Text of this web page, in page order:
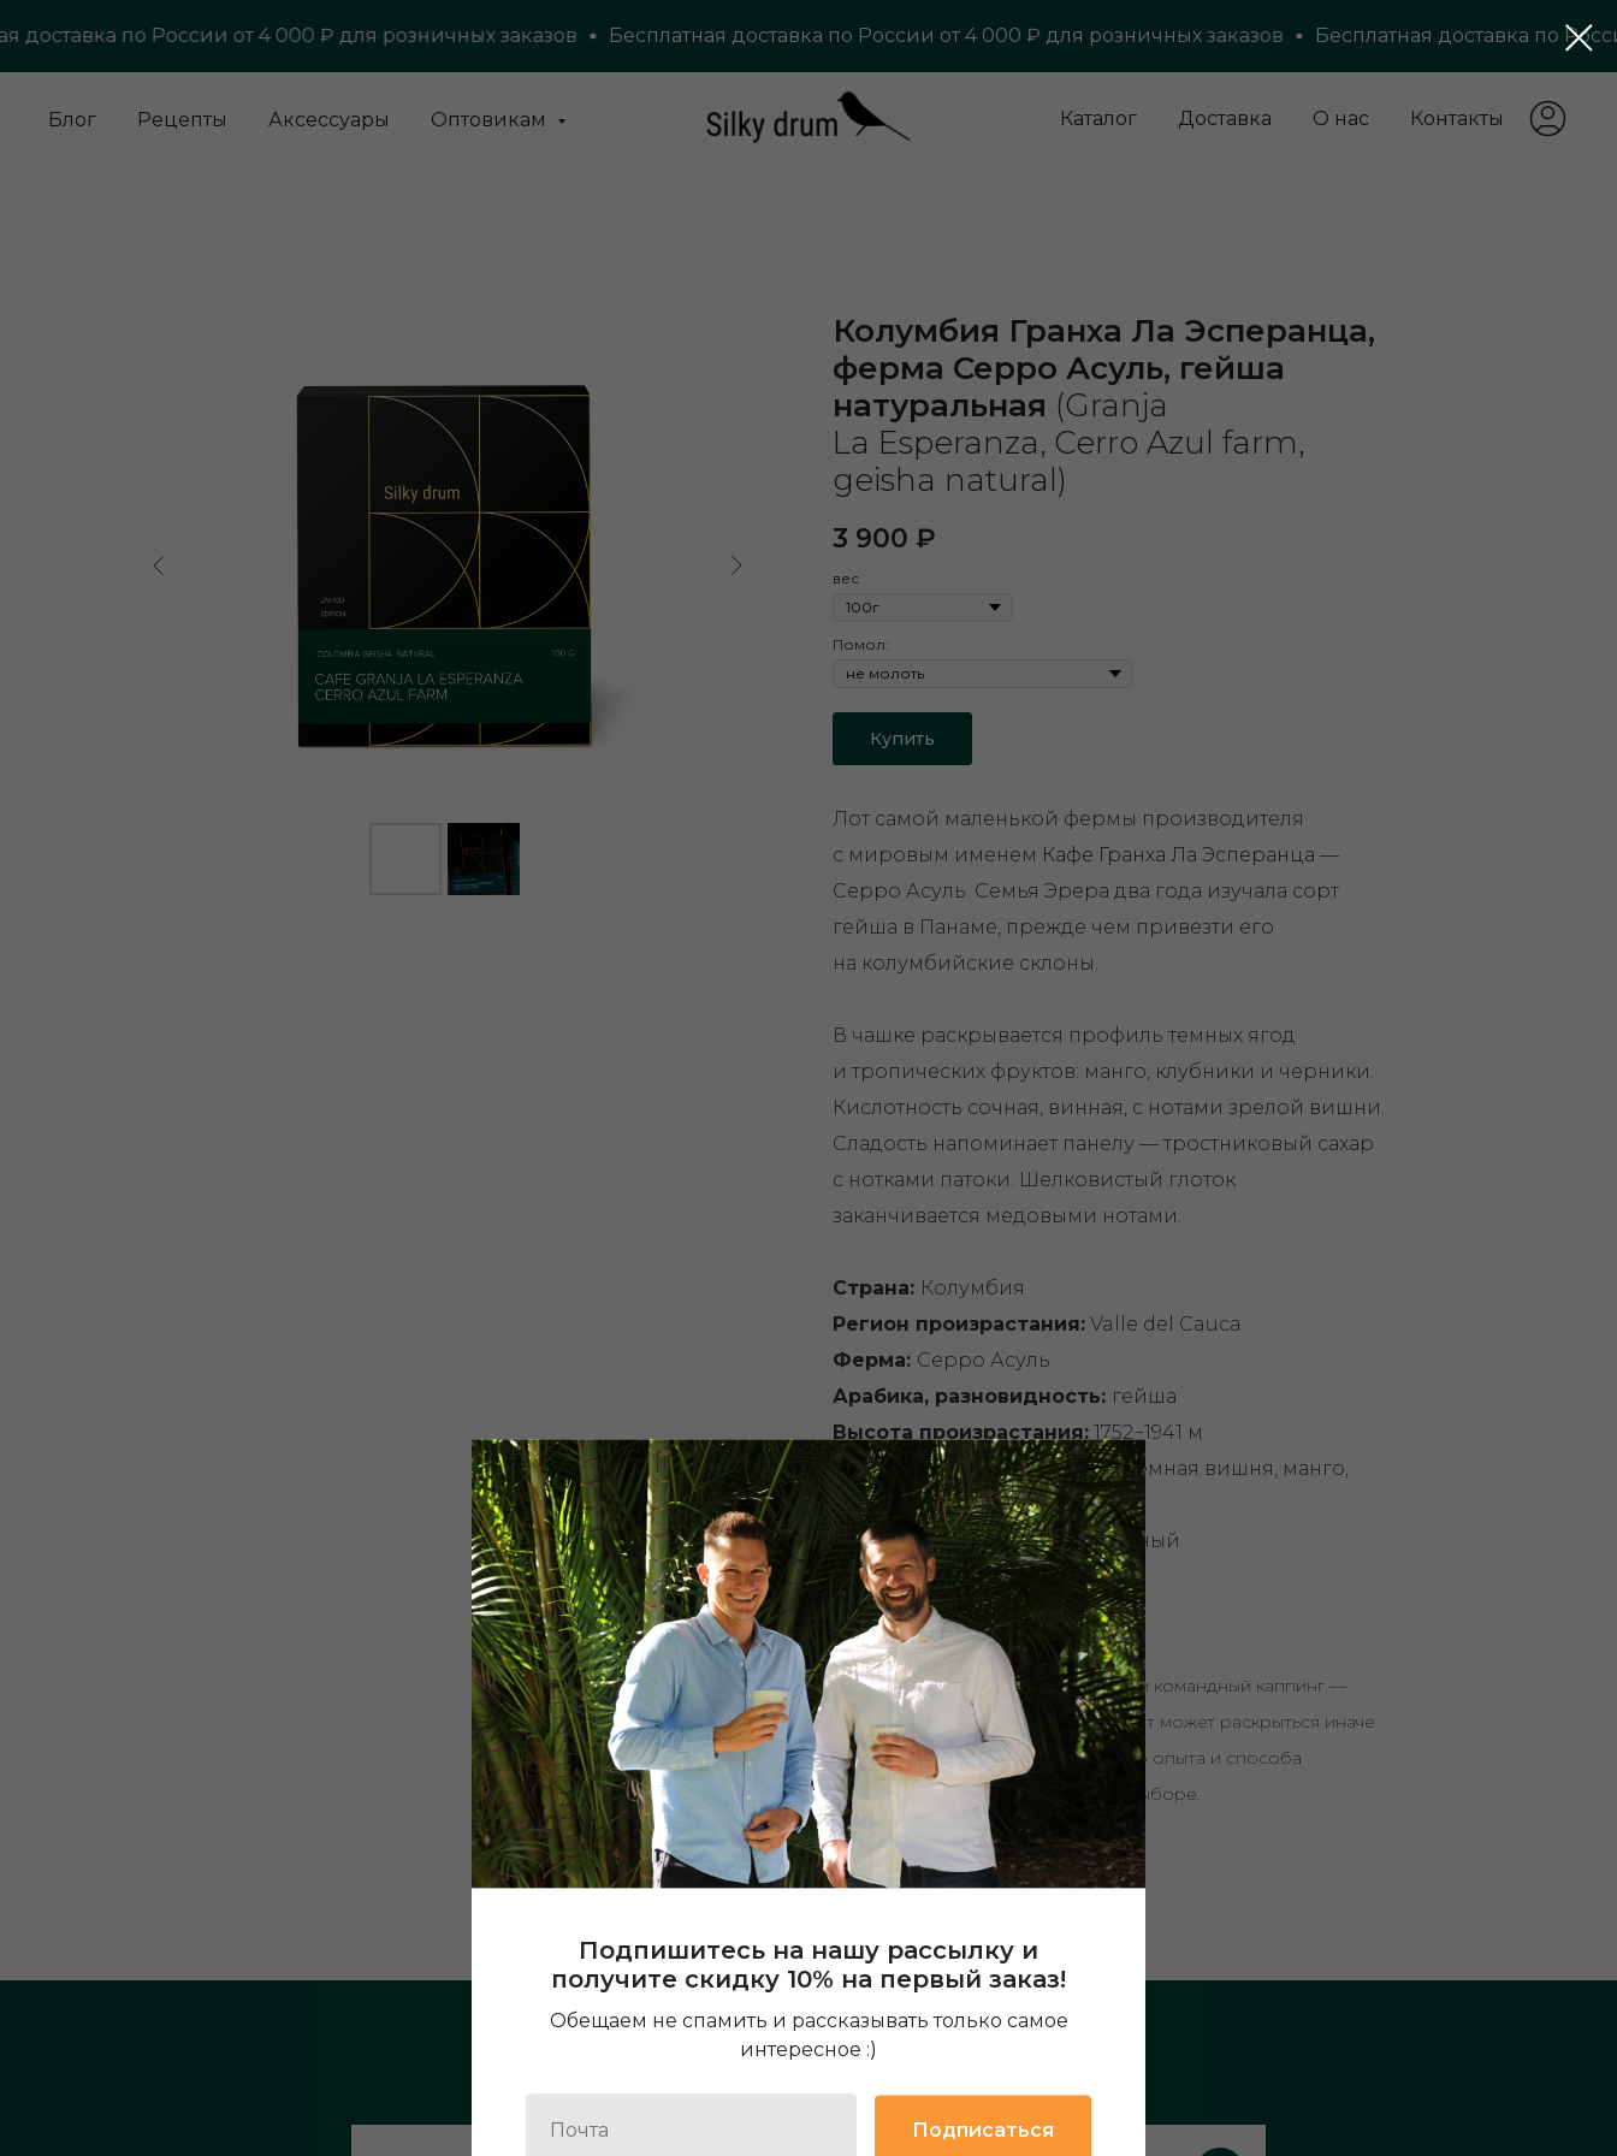
по России от 4 000 ₽ для розничных заказов Бесплатная доставка по России от 4 000 ₽ для розничных заказов Бесплатная доставка по России
Блог Рецепты Аксессуары Оптовикам Каталог Доставка О нас Контакты
Подпишитесь на нашу рассылку и
получите скидку 10% на первый заказ!
Обещаем не спамить и рассказывать только самое
интересное :)
Подписаться
Колумбия Гранха Ла Эсперанца,
ферма Серро Асуль, гейша
натуральная (Granja
La Esperanza, Cerro Azul farm,
geisha natural)
3 900 ₽
вес
Помол:
Купить
Лот самой маленькой фермы производителя
с мировым именем Кафе Гранха Ла Эсперанца —
Серро Асуль. Семья Эрера два года изучала сорт
гейша в Панаме, прежде чем привезти его
на колумбийские склоны.
В чашке раскрывается профиль темных ягод
и тропических фруктов: манго, клубники и черники.
Кислотность сочная, винная, с нотами зрелой вишни.
Сладость напоминает панелу — тростниковый сахар
с нотками патоки. Шелковистый глоток
заканчивается медовыми нотами.
Страна: Колумбия
Регион произрастания: Valle del Cauca
Ферма: Серро Асуль
Арабика, разновидность: гейша
Высота произрастания: 1752−1941 м
Вкусовые характеристики: тёмная вишня, манго,
клубника, черника, панела
Способ обработки:натуральный
Пачка: 100 г
Как мы описываем кофе? Проводим командный каппинг —
профессиональную дегустацию. Лот может раскрыться иначе
в зависимости от вашего вкусового опыта и способа
заваривания. Учитывайте это при выборе.